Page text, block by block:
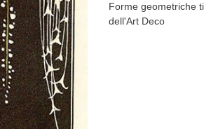
Forme geometriche
dell'Art Deco